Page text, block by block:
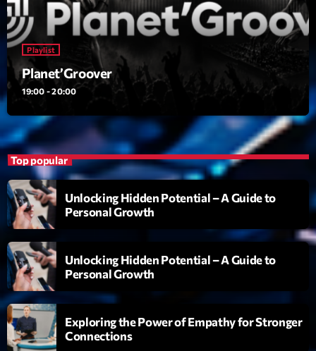
Planet’Groover
Créée par Sylvain
19:00 - 20:00
6 7 8 Live and More
Animé par Yann
Clubbing Groove Session
22:00 - 00:00
Now on air
Playlist
Playlist
Planet’Groover
19:00 - 20:00
Top popular
Unlocking Hidden Potential – A Guide to
Personal Growth
Unlocking Hidden Potential – A Guide to
Personal Growth
Exploring the Power of Empathy for Stronger
Connections